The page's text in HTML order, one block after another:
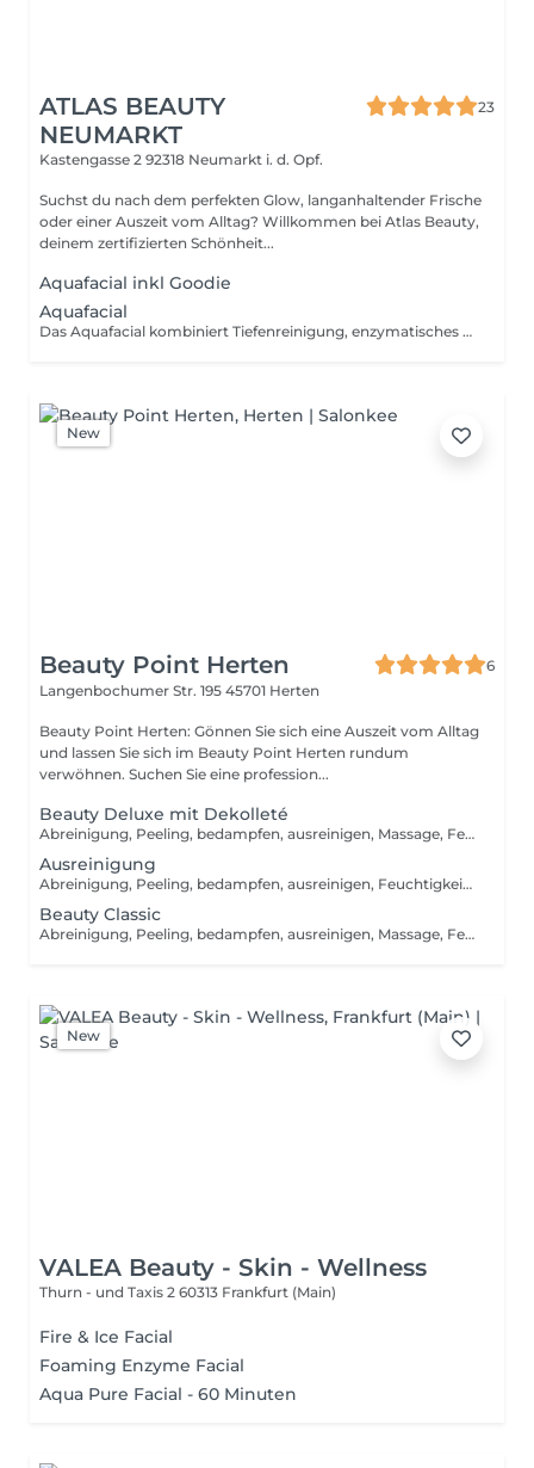
ATLAS BEAUTY
NEUMARKT
23
Kastengasse 2 92318 Neumarkt i. d. Opf.
Suchst du nach dem perfekten Glow, langanhaltender Frische
oder einer Auszeit vom Alltag? Willkommen bei Atlas Beauty,
deinem zertifizierten Schönheit...
Aquafacial inkl Goodie
Aquafacial
Das Aquafacial kombiniert Tiefenreinigung, enzymatisches Peeling und intensive Hydration zu einer effektiven Gesichtsbehandlung für einen sofort sichtbaren Glow. Verstopfte Poren werden sanft gereinigt, die Haut wird intensiv mit Feuchtigkeit versorgt und wirkt ebenmäßiger, frischer und strahlender. Abgerundet wird die Behandlung durch eine hochwertige Maske und eine wohltuende Rotlichttherapie, die die Regeneration unterstützt und das Hautbild zusätzlich verbessert.
New
Beauty Point Herten
6
Langenbochumer Str. 195 45701 Herten
Beauty Point Herten: Gönnen Sie sich eine Auszeit vom Alltag
und lassen Sie sich im Beauty Point Herten rundum
verwöhnen. Suchen Sie eine profession...
Beauty Deluxe mit Dekolleté
Abreinigung, Peeling, bedampfen, ausreinigen, Massage, Feuchtigkeitsmaske, Ampulle, Augen- & Lippenpflege und eine Tages- / Nachtcreme
Ausreinigung
Abreinigung, Peeling, bedampfen, ausreinigen, Feuchtigkeitsmaske, Tages & Nachtcreme
Beauty Classic
Abreinigung, Peeling, bedampfen, ausreinigen, Massage, Feuchtigkeitsmaske, Ampulle, Augen & Lippenpflege und eines Tages & Nachtcreme. Eine klassische entspannte Gesichtsbehandlung ist eine Art von kosmetischem Verfahren, das darauf abzielt, die Haut des Gesichts zu reinigen, zu pflegen und zu nähren, während gleichzeitig ein entspanntes Erlebnis für den Kunden geschaffen wird.
New
VALEA Beauty - Skin - Wellness
Thurn - und Taxis 2 60313 Frankfurt (Main)
Fire & Ice Facial
Foaming Enzyme Facial
Aqua Pure Facial - 60 Minuten